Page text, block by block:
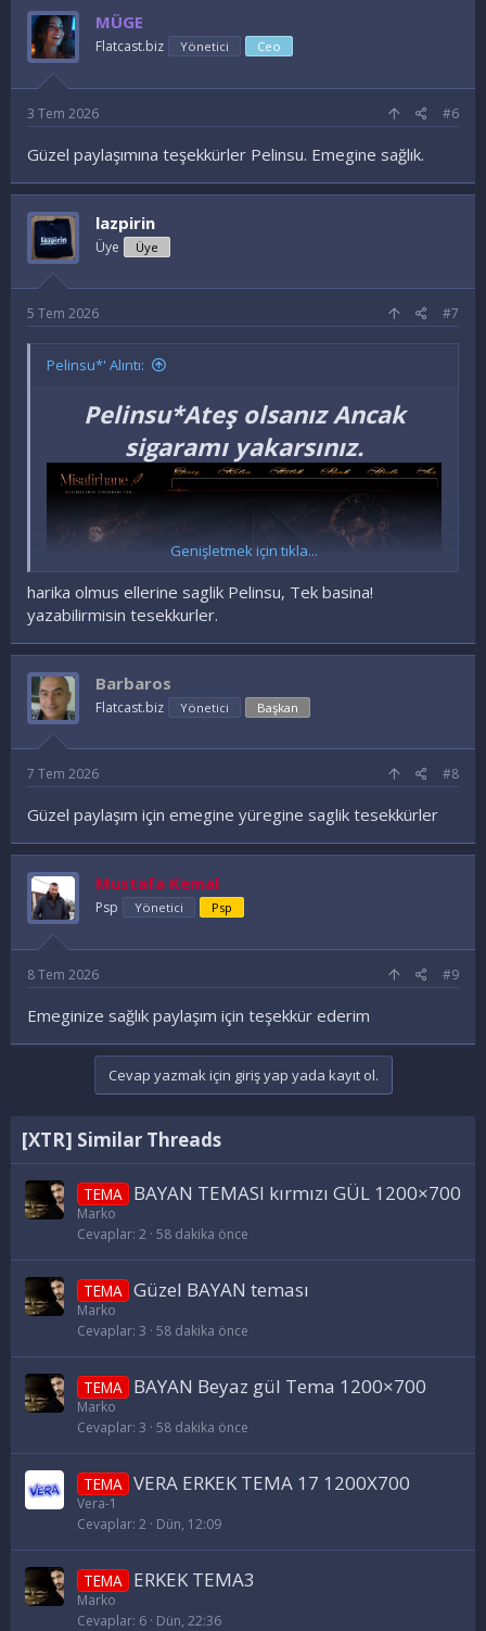
MÜGE
Flatcast.biz Yönetici Ceo
3 Tem 2026 #6
Güzel paylaşımına teşekkürler Pelinsu. Emegine sağlık.
lazpirin
Üye Üye
5 Tem 2026 #7
Pelinsu*' Alıntı:
Pelinsu*Ateş olsanız Ancak
sigaramı yakarsınız.
Ziyaretçiler için gizlenmiş link,görmek için
Giriş yap veya üye ol.
Genişletmek için tıkla...
harika olmus ellerine saglik Pelinsu, Tek basina!
yazabilirmisin tesekkurler.
Barbaros
Flatcast.biz Yönetici Başkan
7 Tem 2026 #8
Güzel paylaşım için emegine yüregine saglik tesekkürler
Mustafa Kemal
Psp Yönetici Psp
8 Tem 2026 #9
Emeginize sağlık paylaşım için teşekkür ederim
Cevap yazmak için giriş yap yada kayıt ol.
[XTR] Similar Threads
TEMA BAYAN TEMASI kırmızı GÜL 1200×700
Marko
Cevaplar 2 58 dakika önce
TEMA Güzel BAYAN teması
Marko
Cevaplar 3 58 dakika önce
TEMA BAYAN Beyaz gül Tema 1200×700
Marko
Cevaplar 3 58 dakika önce
TEMA VERA ERKEK TEMA 17 1200X700
Vera-1
Cevaplar 2 Dün, 12:09
TEMA ERKEK TEMA3
Marko
Cevaplar 6 Dün, 22:36